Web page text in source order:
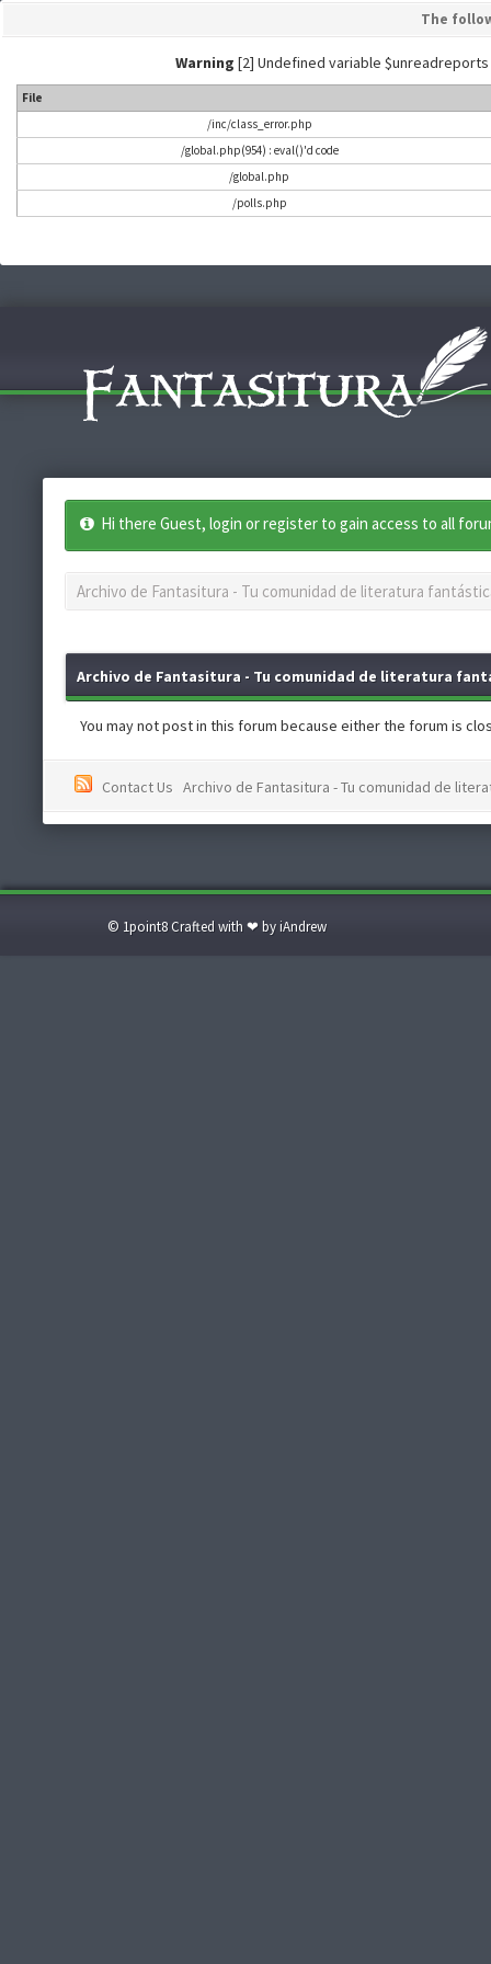
The
Warning [2] Undefined variable $unreadreports
File
/inc/class_error.php
/global.php(954) : eval()'d code
/global.php
/polls.php
Hi there Guest, login or register to gain access to all
Archivo de Fantasitura - Tu comunidad de literatura
Archivo de Fantasitura - Tu comunidad de literatura
You may not post in this forum because either the forum is
Contact Us Archivo de Fantasitura - Tu comunidad de
© 1point8 Crafted with ❤ by iAndrew